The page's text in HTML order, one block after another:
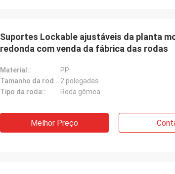
Suportes Lockable ajustáveis da planta
redonda com venda da fábrica das rodas
Material::
PP
Tamanho da roda:: 2 polegadas
Tipo da roda::
Roda gêmea
Melhor Preço